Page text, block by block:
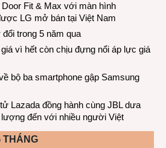
Fit & Max với màn hình
LG mở bán tại Việt Nam
trong 5 năm qua
vì hết còn chịu đựng nổi áp lực giá
bộ ba smartphone gập Samsung
Lazada đồng hành cùng JBL dưa
đến với nhiều người Việt
THÁNG